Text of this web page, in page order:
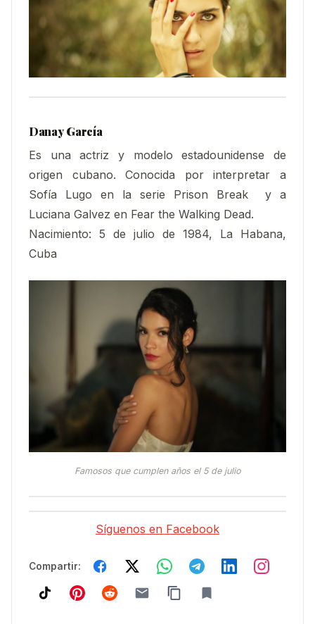
Danay García
Es una actriz y modelo estadounidense de
origen cubano. Conocida por interpretar a
Sofía Lugo en la serie Prison Break ​ y a
Luciana Galvez en Fear the Walking Dead.
Nacimiento: 5 de julio de 1984, La Habana,
Cuba
Famosos que cumplen años el 5 de julio
Síguenos en Facebook
Compartir: